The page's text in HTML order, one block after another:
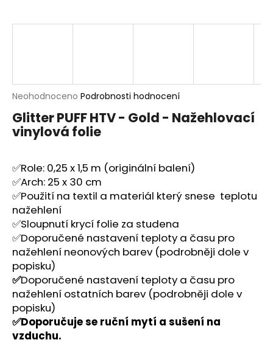
Průměrné
produktu
je
5
hvězdiček.
Neohodnoceno Podrobnosti hodnocení
Glitter PUFF HTV - Gold - Nažehlovací
vinylová folie
✅Role: 0,25 x 1,5 m (originální balení)
✅Arch: 25 x 30 cm
✅Použití na textil a materiál který snese teplotu
nažehlení
✅Sloupnutí krycí folie za studena
✅Doporučené nastavení teploty a času pro
nažehlení neonových barev (podrobněji dole v
popisku)
✅Doporučené nastavení teploty a času pro
nažehlení ostatních barev (podrobněji dole v
popisku)
✅Doporučuje se ruční mytí a sušení na
vzduchu.
j
?
D
o
p
o
r
u
č
u
j
e
m
e